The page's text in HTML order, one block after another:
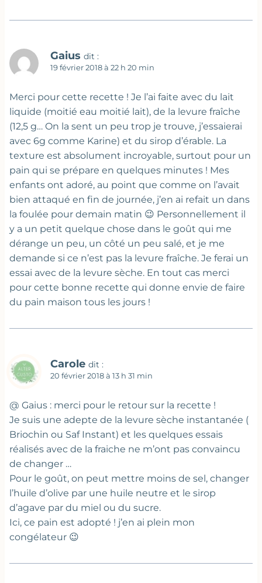
Gaius dit :
19 février 2018 à 22 h 20 min
Merci pour cette recette ! Je l’ai faite avec du lait
liquide (moitié eau moitié lait), de la levure fraîche
(12,5 g… On la sent un peu trop je trouve, j’essaierai
avec 6g comme Karine) et du sirop d’érable. La
texture est absolument incroyable, surtout pour un
pain qui se prépare en quelques minutes ! Mes
enfants ont adoré, au point que comme on l’avait
bien attaqué en fin de journée, j’en ai refait un dans
la foulée pour demain matin 😉 Personnellement il
y a un petit quelque chose dans le goût qui me
dérange un peu, un côté un peu salé, et je me
demande si ce n’est pas la levure fraîche. Je ferai un
essai avec de la levure sèche. En tout cas merci
pour cette bonne recette qui donne envie de faire
du pain maison tous les jours !
Carole dit :
20 février 2018 à 13 h 31 min
@ Gaius : merci pour le retour sur la recette !
Je suis une adepte de la levure sèche instantanée (
Briochin ou Saf Instant) et les quelques essais
réalisés avec de la fraiche ne m’ont pas convaincu
de changer …
Pour le goût, on peut mettre moins de sel, changer
l’huile d’olive par une huile neutre et le sirop
d’agave par du miel ou du sucre.
Ici, ce pain est adopté ! j’en ai plein mon
congélateur 😉